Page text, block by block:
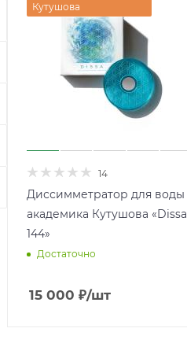
Кутушова
14
Диссимметратор для воды
академика Кутушова «Dissa
144»
Достаточно
15 000 ₽/шт